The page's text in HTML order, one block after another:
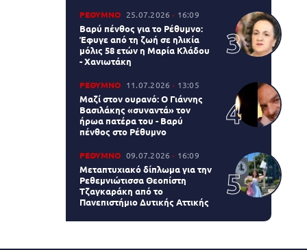
ΡΕΘΥΜΝΟ 25.07.2026 16:09
Βαρύ πένθος για το Ρέθυμνο:
Έφυγε από τη ζωή σε ηλικία
μόλις 58 ετών η Μαρία Κλάδου
- Χανιωτάκη
ΡΕΘΥΜΝΟ 11.07.2026 13:05
Μαζί στον ουρανό: Ο Γιάννης
Βασιλάκης «συναντά» τον
ήρωα πατέρα του - Βαρύ
πένθος στο Ρέθυμνο
ΡΕΘΥΜΝΟ 09.07.2026 16:09
Μεταπτυχιακό δίπλωμα για την
Ρεθεμνιώτισσα Θεοπίστη
Τζαγκαράκη από το
Πανεπιστήμιο Δυτικής Αττικής